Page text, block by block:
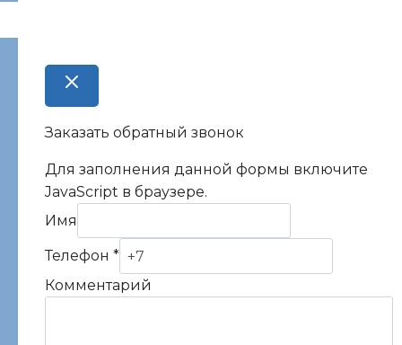
Заказать обратный звонок
Для заполнения данной формы включите
JavaScript в браузере.
Имя
Имя
Комментарий
Телефон *
Комментарий